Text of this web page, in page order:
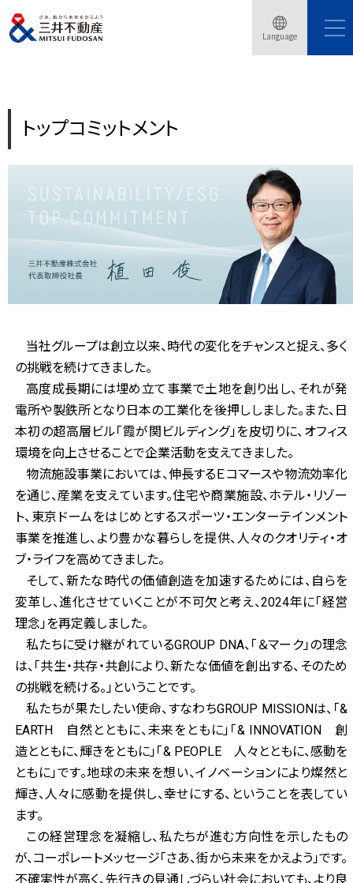
Language
トップページ サステナビリティ
トップコミットメント
当社グループは創立以来、時代の変化をチャンスと捉え、多く
の挑戦を続けてきました。
高度成長期には埋め立て事業で土地を創り出し、それが発
電所や製鉄所となり日本の工業化を後押ししました。また、日
本初の超高層ビル「霞が関ビルディング」を皮切りに、オフィス
環境を向上させることで企業活動を支えてきました。
物流施設事業においては、伸長するＥコマースや物流効率化
を通じ、産業を支えています。住宅や商業施設、ホテル・リゾー
ト、東京ドームをはじめとするスポーツ・エンターテインメント
事業を推進し、より豊かな暮らしを提供、人々のクオリティ・オ
ブ・ライフを高めてきました。
そして、新たな時代の価値創造を加速するためには、自らを
変革し、進化させていくことが不可欠と考え、2024年に「経営
理念」を再定義しました。
私たちに受け継がれているGROUP DNA、「＆マーク」の理念
は、「共生・共存・共創により、新たな価値を創出する、そのため
の挑戦を続ける。」ということです。
私たちが果たしたい使命、すなわちGROUP MISSIONは、「&
EARTH 自然とともに、未来をともに」「& INNOVATION 創
造とともに、輝きをともに」「& PEOPLE 人々とともに、感動を
ともに」です。地球の未来を想い、イノベーションにより燦然と
輝き、人々に感動を提供し、幸せにする、ということを表してい
ます。
この経営理念を凝縮し、私たちが進む方向性を示したもの
が、コーポレートメッセージ「さあ、街から未来をかえよう」です。
不確実性が高く、先行きの見通しづらい社会においても、より良